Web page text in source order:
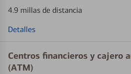
4.9 millas de distancia
Detalles
Centros financieros y cajero
(ATM)